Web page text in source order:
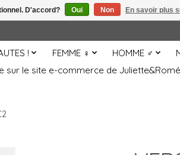
! FEMME ♀ HOMME ♂
sur le site e-commerce de
D'accord? Oui Non En savoir plus